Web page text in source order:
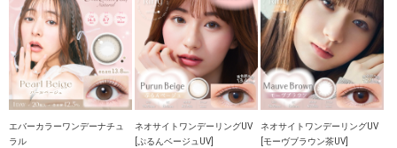
エバーカラーワンデーナチュ
ラル
ネオサイトワンデーリングUV
[ぷるんベージュUV]
ネオサイトワンデーリングUV
[モーヴブラウン茶UV]